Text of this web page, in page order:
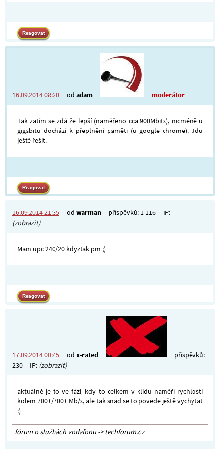
16.09.2014 08:20 od adam moderátor
Tak zatím se zdá že lepší (naměřeno cca 900Mbits), nicméně u
gigabitu dochází k přeplnění paměti (u google chrome). Jdu
ještě řešit.
16.09.2014 21:35 od warman příspěvků: 1 116
IP:
(zobrazit)
Mam upc 240/20 kdyztak pm ;)
17.09.2014 00:45 od x-rated
příspěvků:
230
IP: (zobrazit)
aktuálně je to ve fázi, kdy to celkem v klidu naměří rychlosti
kolem 700+/700+ Mb/s, ale tak snad se to povede ještě vychytat
:)
fórum o službách vodafonu -> techforum.cz